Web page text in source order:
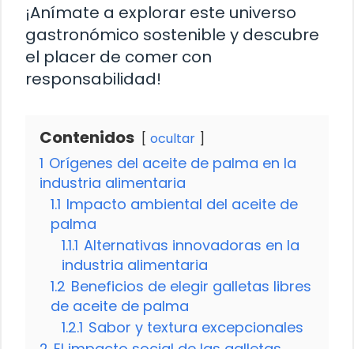
¡Anímate a explorar este universo
gastronómico sostenible y descubre
el placer de comer con
responsabilidad!
Contenidos ocultar
1 Orígenes del aceite de palma en la
industria alimentaria
1.1 Impacto ambiental del aceite de
palma
1.1.1 Alternativas innovadoras en la
industria alimentaria
1.2 Beneficios de elegir galletas libres
de aceite de palma
1.2.1 Sabor y textura excepcionales